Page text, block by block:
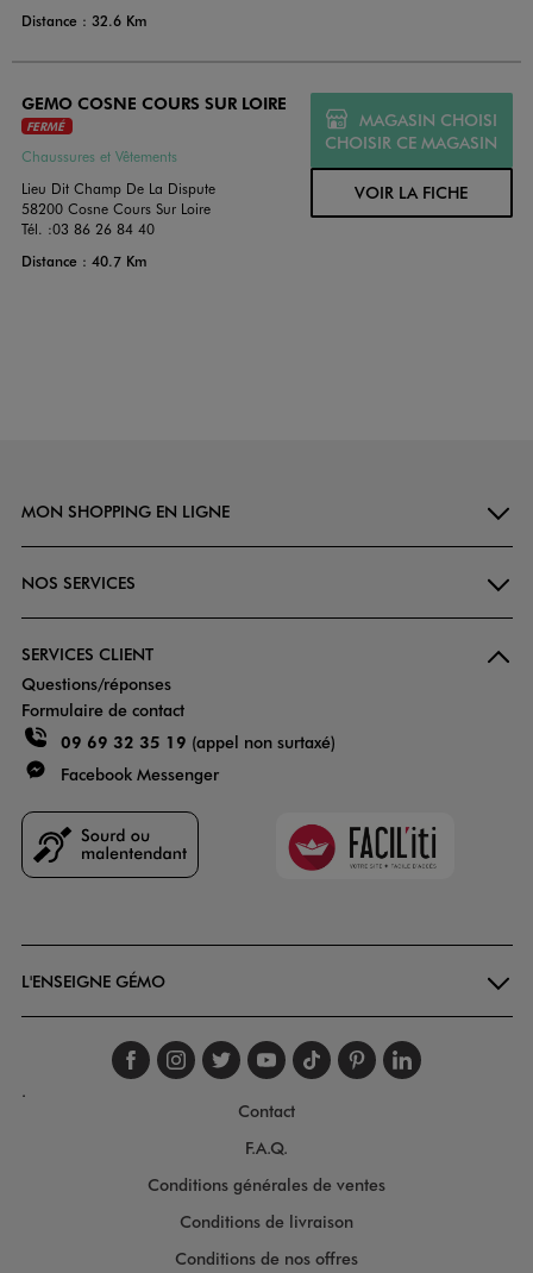
Distance : 32.6 Km
GEMO COSNE COURS SUR LOIRE
FERMÉ
Chaussures et Vêtements
Lieu Dit Champ De La Dispute
58200 Cosne Cours Sur Loire
Tél. :03 86 26 84 40
Distance : 40.7 Km
MAGASIN CHOISI
CHOISIR CE MAGASIN
VOIR LA FICHE
MON SHOPPING EN LIGNE
NOS SERVICES
SERVICES CLIENT
Questions/réponses
Formulaire de contact
09 69 32 35 19 (appel non surtaxé)
Facebook Messenger
Faciliti
L'ENSEIGNE GÉMO
Suivez-nous sur
Suivez-nous sur
Suivez-nous sur
Suivez-nous
Suivez-nous
Suivez-
.
Contact
F.A.Q.
Conditions générales de ventes
Conditions de livraison
Conditions de nos offres